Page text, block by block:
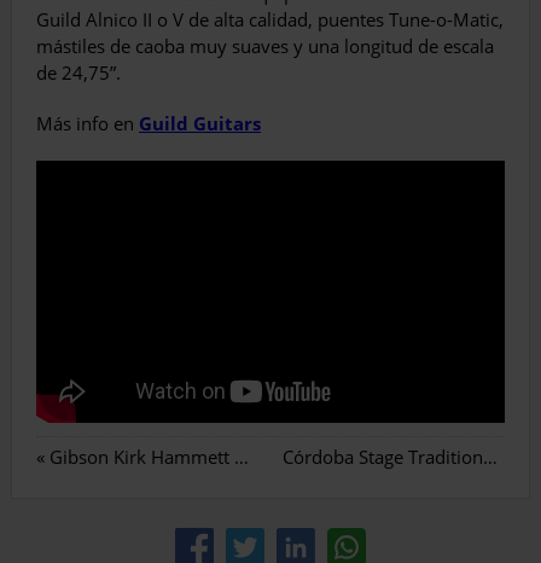
Guild Alnico II o V de alta calidad, puentes Tune-o-Matic,
mástiles de caoba muy suaves y una longitud de escala
de 24,75”.
Más info en Guild Guitars
« Gibson Kirk Hammett 89 LP Custom Córdoba Stage Traditional CD